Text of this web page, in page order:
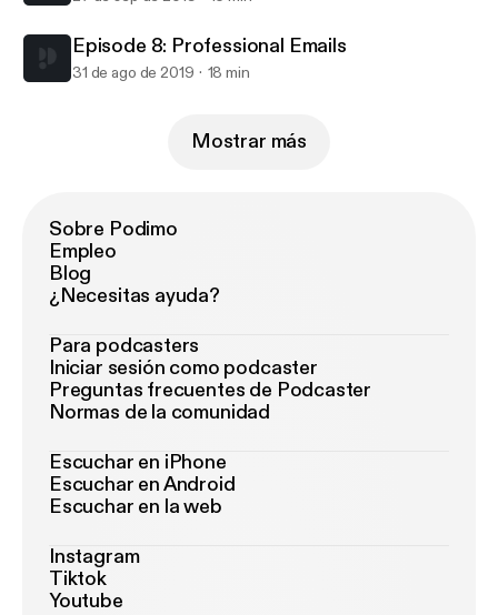
Episode 8: Professional Emails
31 de ago de 2019 18 min
Mostrar más
Sobre Podimo
Empleo
Blog
¿Necesitas ayuda?
Para podcasters
Iniciar sesión como podcaster
Preguntas frecuentes de Podcaster
Normas de la comunidad
Escuchar en iPhone
Escuchar en Android
Escuchar en la web
Instagram
Tiktok
Youtube